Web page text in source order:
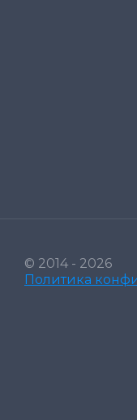
© 2014 - 2026
Политика